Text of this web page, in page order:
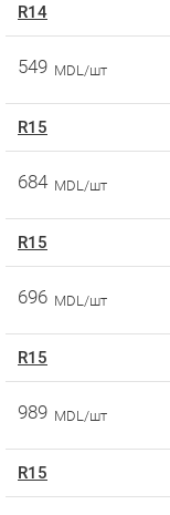
R14
549 MDL/шт
R15
684 MDL/шт
R15
696 MDL/шт
R15
989 MDL/шт
R15